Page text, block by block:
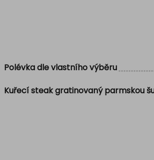
Polévka dle vlastního výběru
Kuřecí steak gratinovaný parmskou